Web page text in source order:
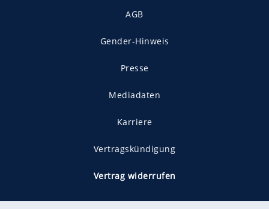
AGB
Gender-Hinweis
Presse
Mediadaten
Karriere
Vertragskündigung
Vertrag widerrufen